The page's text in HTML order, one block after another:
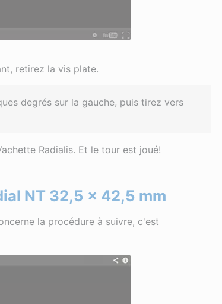
retirez la vis plate.
degrés sur la gauche, puis tirez vers
Radialis. Et le tour est joué!
NT 32,5 x 42,5 mm
la procédure à suivre, c'est